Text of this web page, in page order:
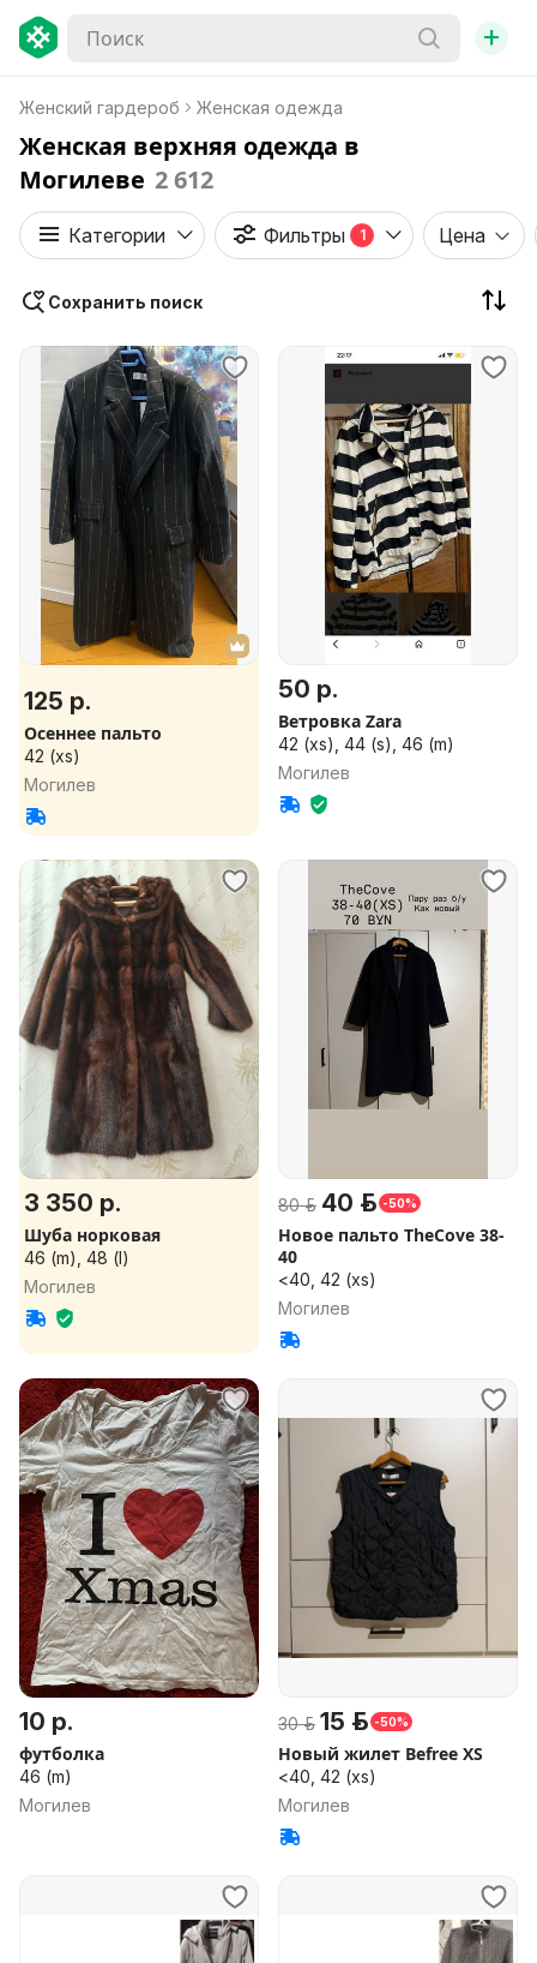
+
Женский гардероб Женская одежда
Женская верхняя одежда в
Могилеве 2 612
Категории Фильтры 1 Цена
Сохранить поиск
125 р.
Осеннее пальто
42 (xs)
Могилев
50 р.
Ветровка Zara
42 (xs), 44 (s), 46 (m)
Могилев
3 350 р.
Шуба норковая
46 (m), 48 (l)
Могилев
80 р. 40 р. -50%
Новое пальто TheCove 38-
40
<40, 42 (xs)
Могилев
10 р.
футболка
46 (m)
Могилев
30 р. 15 р. -50%
Новый жилет Befree XS
<40, 42 (xs)
Могилев